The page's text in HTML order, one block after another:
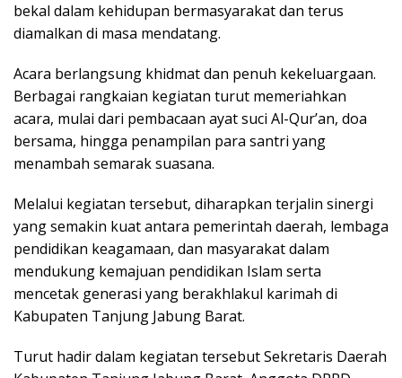
bekal dalam kehidupan bermasyarakat dan terus
diamalkan di masa mendatang.
Acara berlangsung khidmat dan penuh kekeluargaan.
Berbagai rangkaian kegiatan turut memeriahkan
acara, mulai dari pembacaan ayat suci Al-Qur’an, doa
bersama, hingga penampilan para santri yang
menambah semarak suasana.
Melalui kegiatan tersebut, diharapkan terjalin sinergi
yang semakin kuat antara pemerintah daerah, lembaga
pendidikan keagamaan, dan masyarakat dalam
mendukung kemajuan pendidikan Islam serta
mencetak generasi yang berakhlakul karimah di
Kabupaten Tanjung Jabung Barat.
Turut hadir dalam kegiatan tersebut Sekretaris Daerah